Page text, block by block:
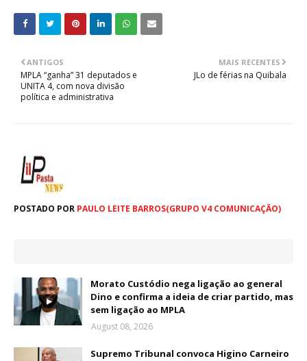
MAIS RECENTES
JLo de férias na Quibala
ANTIGOS
MPLA “ganha” 31 deputados e
UNITA 4, com nova divisão
política e administrativa
POSTADO POR PAULO LEITE BARROS(GRUPO V4 COMUNICAÇÃO)
Morato Custódio nega ligação ao general
Dino e confirma a ideia de criar partido, mas
sem ligação ao MPLA
August 08, 2026
Supremo Tribunal convoca Higino Carneiro